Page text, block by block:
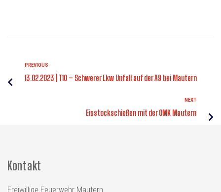
PREVIOUS
13.02.2023 | T10 – Schwerer Lkw Unfall auf der A9 bei Mautern
NEXT
Eisstockschießen mit der OMK Mautern
Kontakt
Freiwillige Feuerwehr Mautern